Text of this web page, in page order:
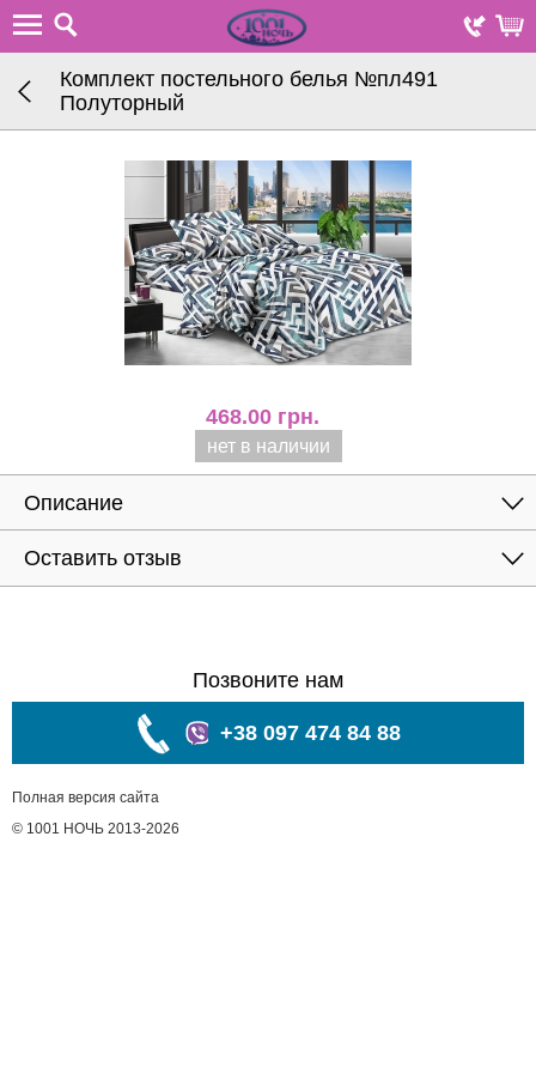
Комплект постельного белья №пл491
Полуторный
468.00 грн.
нет в наличии
Описание
Оставить отзыв
Позвоните нам
+38 097 474 84 88
Полная версия сайта
© 1001 НОЧЬ 2013-2026